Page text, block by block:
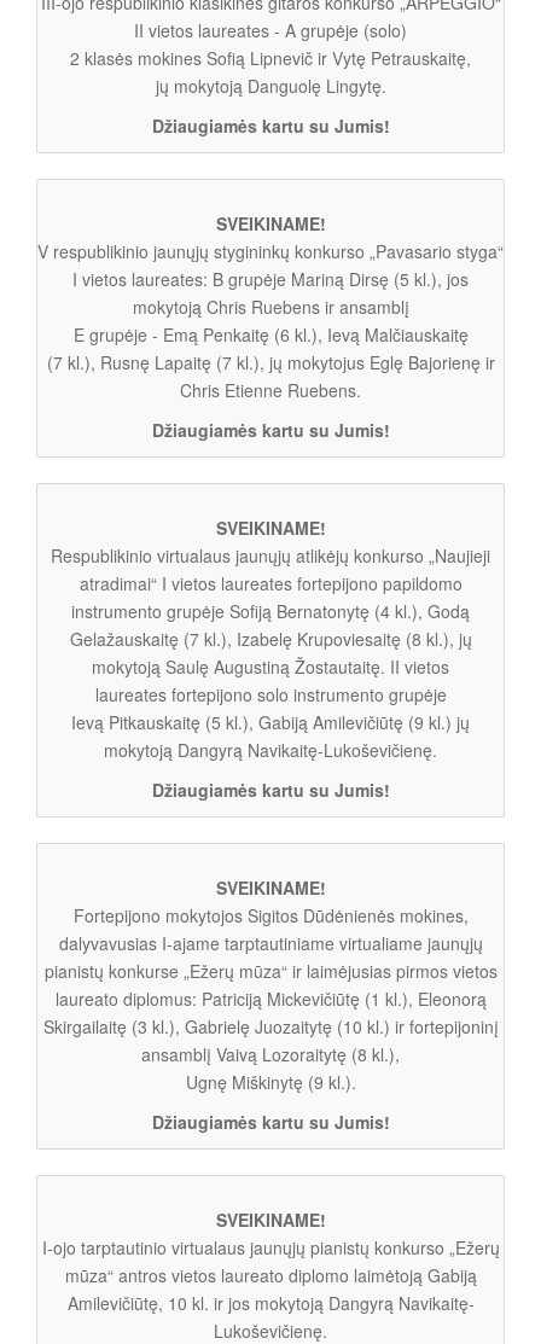
II vietos laureates - A grupėje (solo)
2 klasės mokines Sofią Lipnevič ir Vytę Petrauskaitę,
jų mokytoją Danguolę Lingytę.
Džiaugiamės kartu su Jumis!
SVEIKINAME!
V respublikinio jaunųjų stygininkų konkurso „Pavasario styga“
I vietos laureates: B grupėje Mariną Dirsę (5 kl.), jos
mokytoją Chris Ruebens ir ansamblį
E grupėje - Emą Penkaitę (6 kl.), Ievą Malčiauskaitę
(7 kl.), Rusnę Lapaitę (7 kl.), jų mokytojus Eglę Bajorienę ir
Chris Etienne Ruebens.
Džiaugiamės kartu su Jumis!
SVEIKINAME!
Respublikinio virtualaus jaunųjų atlikėjų konkurso „Naujieji
atradimai“ I vietos laureates fortepijono papildomo
instrumento grupėje Sofiją Bernatonytę (4 kl.), Godą
Gelažauskaitę (7 kl.), Izabelę Krupoviesaitę (8 kl.), jų
mokytoją Saulę Augustiną Žostautaitę. II vietos
laureates fortepijono solo instrumento grupėje
Ievą Pitkauskaitę (5 kl.), Gabiją Amilevičiūtę (9 kl.) jų
mokytoją Dangyrą Navikaitę-Lukoševičienę.
Džiaugiamės kartu su Jumis!
SVEIKINAME!
Fortepijono mokytojos Sigitos Dūdėnienės mokines,
dalyvavusias I-ajame tarptautiniame virtualiame jaunųjų
pianistų konkurse „Ežerų mūza“ ir laimėjusias pirmos vietos
laureato diplomus: Patriciją Mickevičiūtę (1 kl.), Eleonorą
Skirgailaitę (3 kl.), Gabrielę Juozaitytę (10 kl.) ir fortepijoninį
ansamblį Vaivą Lozoraitytę (8 kl.),
Ugnę Miškinytę (9 kl.).
Džiaugiamės kartu su Jumis!
SVEIKINAME!
I-ojo tarptautinio virtualaus jaunųjų pianistų konkurso „Ežerų
mūza“ antros vietos laureato diplomo laimėtoją Gabiją
Amilevičiūtę, 10 kl. ir jos mokytoją Dangyrą Navikaitę-
Lukoševičienę.